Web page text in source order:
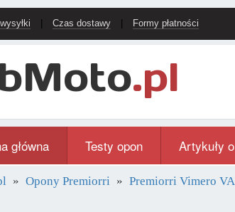
Czas dostawy Formy płatności
główna Testy opon Artykuły
Opony Premiorri Premiorri Vimero